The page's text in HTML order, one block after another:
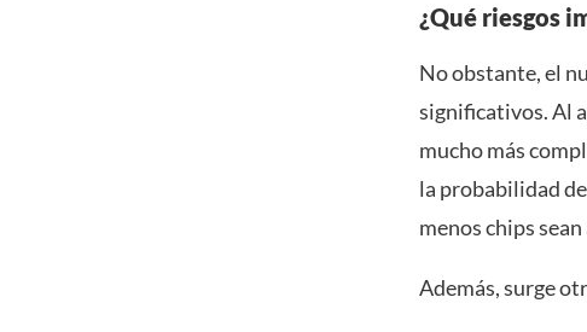
¿Qué riesgos
No obstante, el
significativos. Al
mucho más
la probabilidad
menos chips
Además, surge